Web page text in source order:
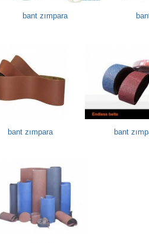
bant zımpara
bant zımpara bant